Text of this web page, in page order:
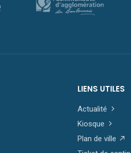
LIENS UTILES
Actualité
Kiosque
Plan de ville